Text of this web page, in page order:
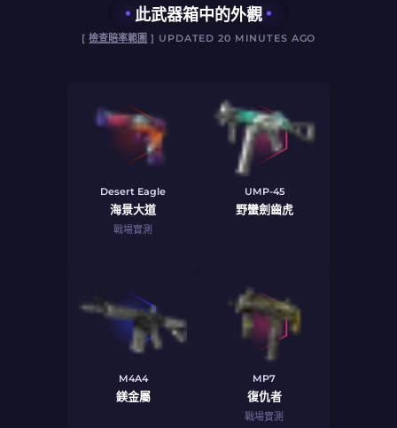
此武器箱中的外觀
[檢查賠率範圍 ] UPDATED 20 MINUTES AGO
Desert Eagle
海景大道
戰場實測
UMP-45
野蠻劍齒虎
M4A4
鎂金屬
MP7
復仇者
戰場實測